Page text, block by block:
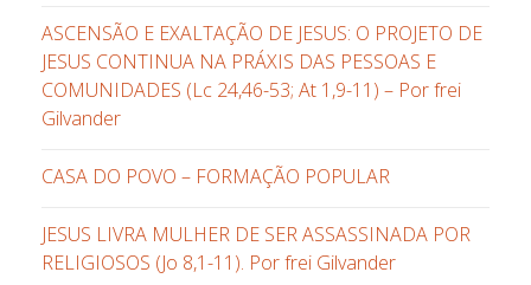
ASCENSÃO E EXALTAÇÃO DE JESUS: O PROJETO DE
JESUS CONTINUA NA PRÁXIS DAS PESSOAS E
COMUNIDADES (Lc 24,46-53; At 1,9-11) – Por frei
Gilvander
CASA DO POVO – FORMAÇÃO POPULAR
JESUS LIVRA MULHER DE SER ASSASSINADA POR
RELIGIOSOS (Jo 8,1-11). Por frei Gilvander